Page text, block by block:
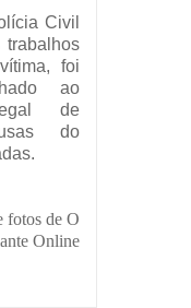
Civil
foi
ao
de
do
fotos de O
Online